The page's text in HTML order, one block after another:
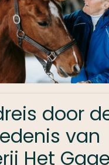
door
van
Het